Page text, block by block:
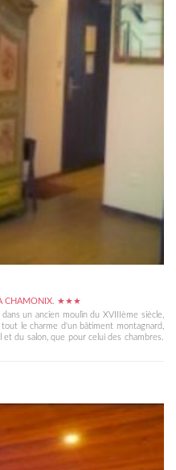
À CHAMONIX. ★★★
un ancien moulin du XVIIIème siècle,
le charme d'un bâtiment montagnard,
du salon, que pour celui des chambres.